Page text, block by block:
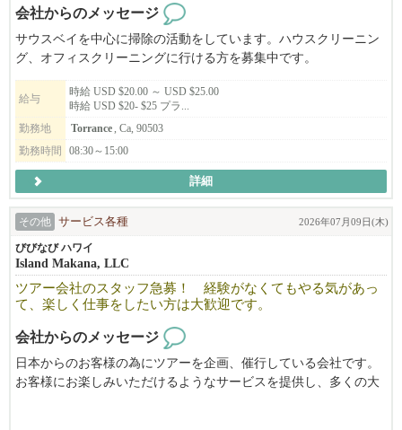
ご応募は以下メールアドレス、または「この求人に応募する」
「応募はこちらから」のボタンよりご連絡ください。
＊メールアドレスが正しく入力されているか、改めてご確認くだ
さい。
＊また、履歴書内にもメールアドレスのご記入をお願い致しま
す。
に区分されているかもしれません。ご確認下さい。
Japan Transportation Service
Email:info@jtsamerica.com
＼Youtubeでドライバー募集の案内をしております／
画像欄のビデオをご覧ください
会社からのメッセージ
サウスベイを中心に掃除の活動をしています。ハウスクリーニン
グ、オフィスクリーニングに行ける方を募集中です。
います。
未経験の方も大丈夫です。コツコツ真面目に取り組むことができ
る方。時間に遅れず来れる方。
少しでも気になった方はご連絡ください。
サンディエゴエリアでも２号店をオープン致しました。
ちょっとした時間で午前中もしくは午後に２−３時間、週1日から
でもOK. 朝か午後の短時間を有効活用！ tipが１件あたり$20-$40
あります。
給与
時給 USD $20.00 ～ USD $25.00
時給 USD $20- $25 プラ...
勤務地
Torrance , Ca, 90503
勤務時間
08:30～15:00
詳細
その他 サービス各種 2026年07月09日(木)
びびなび ハワイ
Island Makana, LLC
ツアー会社のスタッフ急募！ 経験がなくてもやる気があっ
て、楽しく仕事をしたい方は大歓迎です。
会社からのメッセージ
日本からのお客様の為にツアーを企画、催行している会社です。
お客様にお楽しみいただけるようなサービスを提供し、多くの大